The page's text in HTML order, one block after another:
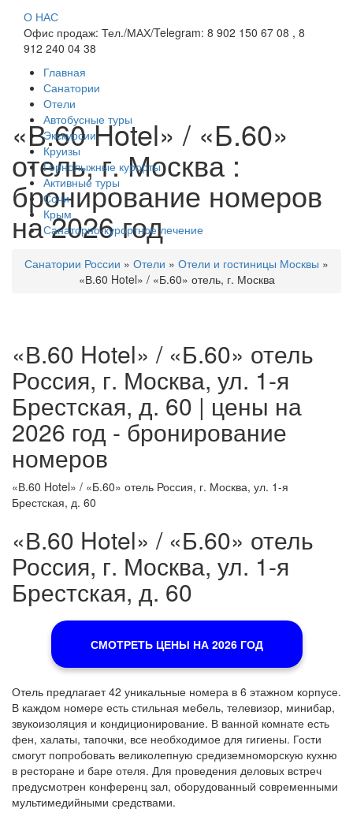
О НАС
Офис продаж: Тел./МАХ/Telegram: 8 902 150 67 08 , 8
912 240 04 38
Главная
Санатории
Отели
Автобусные туры
Экскурсии
Круизы
Горнолыжные курорты
Активные туры
Сочи
Крым
Санаторно-курортное лечение
«В.60 Hotel» / «Б.60»
отель, г. Москва :
бронирование номеров
на 2026 год
Санатории России » Отели » Отели и гостиницы Москвы »
«В.60 Hotel» / «Б.60» отель, г. Москва
«В.60 Hotel» / «Б.60» отель
Россия, г. Москва, ул. 1-я
Брестская, д. 60 | цены на
2026 год - бронирование
номеров
«В.60 Hotel» / «Б.60» отель Россия, г. Москва, ул. 1-я
Брестская, д. 60
«В.60 Hotel» / «Б.60» отель
Россия, г. Москва, ул. 1-я
Брестская, д. 60
СМОТРЕТЬ ЦЕНЫ НА 2026 ГОД
Отель предлагает 42 уникальные номера в 6 этажном корпусе.
В каждом номере есть стильная мебель, телевизор, минибар,
звукоизоляция и кондиционирование. В ванной комнате есть
фен, халаты, тапочки, все необходимое для гигиены. Гости
смогут попробовать великолепную средиземноморскую кухню
в ресторане и баре отеля. Для проведения деловых встреч
предусмотрен конференц зал, оборудованный современными
мультимедийными средствами.